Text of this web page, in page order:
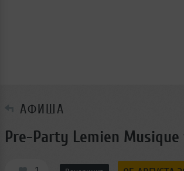
АФИША
Pre-Party Lemien